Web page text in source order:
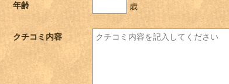
年齢 歳
クチコミ内容